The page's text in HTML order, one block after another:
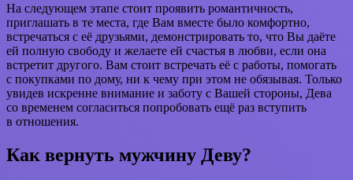
На следующем этапе стоит проявить романтичность,
приглашать в те места, где Вам вместе было комфортно,
встречаться с её друзьями, демонстрировать то, что Вы даёте
ей полную свободу и желаете ей счастья в любви, если она
встретит другого. Вам стоит встречать её с работы, помогать
с покупками по дому, ни к чему при этом не обязывая. Только
увидев искренне внимание и заботу с Вашей стороны, Дева
со временем согласиться попробовать ещё раз вступить
в отношения.
Как вернуть мужчину Деву?